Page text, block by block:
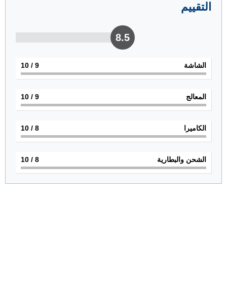
التقييم
8.5
الشاشة 9
/ 10
المعالج 9
/ 10
الكاميرا 8
/ 10
الشحن والبطارية 8
/ 10